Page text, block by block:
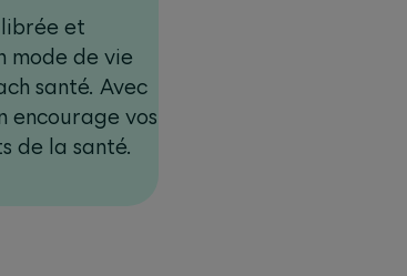
et
mode de vie
santé. Avec
encourage vos
de la santé.